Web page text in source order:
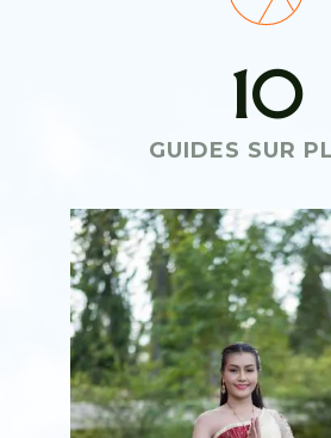
10
GUIDES SUR